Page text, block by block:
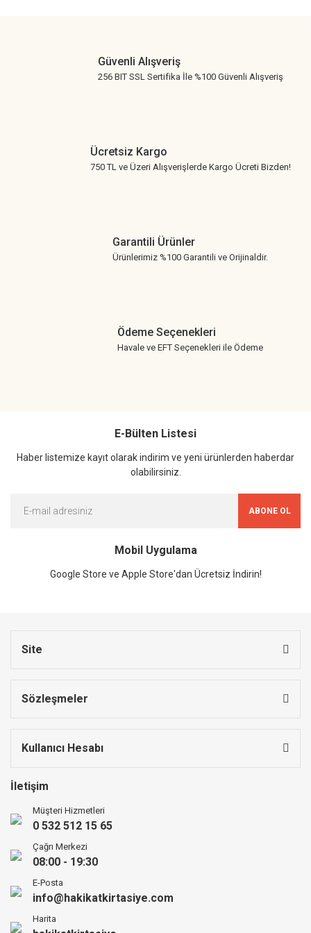
Güvenli Alışveriş
256 BIT SSL Sertifika İle %100 Güvenli Alışveriş
Ücretsiz Kargo
750 TL ve Üzeri Alışverişlerde Kargo Ücreti Bizden!
Garantili Ürünler
Ürünlerimiz %100 Garantili ve Orijinaldir.
Ödeme Seçenekleri
Havale ve EFT Seçenekleri ile Ödeme
E-Bülten Listesi
Haber listemize kayıt olarak indirim ve yeni ürünlerden haberdar
olabilirsiniz.
ABONE OL
Mobil Uygulama
Google Store ve Apple Store'dan Ücretsiz İndirin!
Site
Sözleşmeler
Kullanıcı Hesabı
İletişim
Müşteri Hizmetleri
0 532 512 15 65
Çağrı Merkezi
08:00 - 19:30
E-Posta
info@hakikatkirtasiye.com
Harita